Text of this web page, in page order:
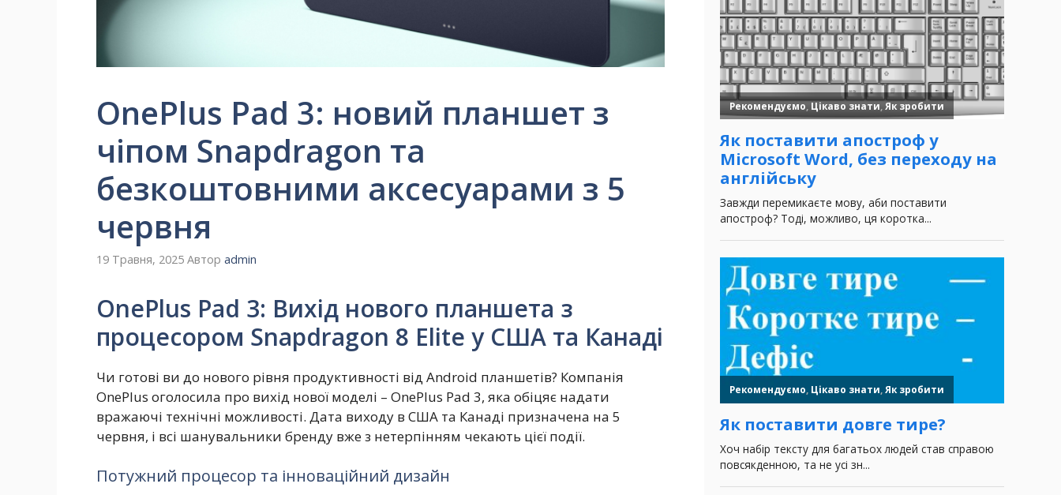
OnePlus Pad 3: новий планшет з
чіпом Snapdragon та
безкоштовними аксесуарами з 5
червня
19 Травня, 2025 Автор admin
OnePlus Pad 3: Вихід нового планшета з
процесором Snapdragon 8 Elite у США та Канаді
Чи готові ви до нового рівня продуктивності від Android планшетів? Компанія
OnePlus оголосила про вихід нової моделі – OnePlus Pad 3, яка обіцяє надати
вражаючі технічні можливості. Дата виходу в США та Канаді призначена на 5
червня, і всі шанувальники бренду вже з нетерпінням чекають цієї події.
Потужний процесор та інноваційний дизайн